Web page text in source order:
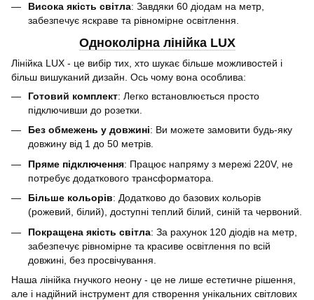
Висока якість світла: Завдяки 60 діодам на метр,
забезпечує яскраве та рівномірне освітлення.
Одноколірна лінійка LUX
Лінійка LUX - це вибір тих, хто шукає більше можливостей і
більш вишуканий дизайн. Ось чому вона особлива:
Готовий комплект: Легко встановлюється просто
підключивши до розетки.
Без обмежень у довжині: Ви можете замовити будь-яку
довжину від 1 до 50 метрів.
Пряме підключення: Працює напряму з мережі 220V, не
потребує додаткового трансформатора.
Більше кольорів: Додатково до базових кольорів
(рожевий, білий), доступні теплий білий, синій та червоний.
Покращена якість світла: За рахунок 120 діодів на метр,
забезпечує рівномірне та красиве освітлення по всій
довжині, без просвічування.
Наша лінійка гнучкого неону - це не лише естетичне рішення,
але і надійний інструмент для створення унікальних світлових